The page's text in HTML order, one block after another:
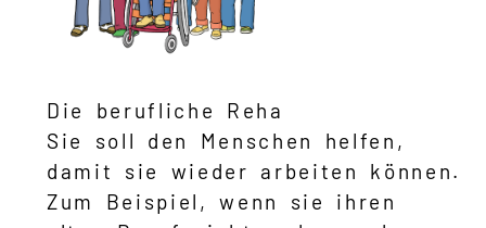
Die berufliche Reha
Sie soll den Menschen helfen,
damit sie wieder arbeiten können.
Zum Beispiel, wenn sie ihren